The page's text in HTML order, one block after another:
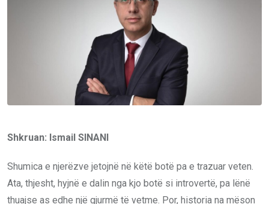
Shkruan: Ismail SINANI
Shumica e njerëzve jetojnë në këtë botë pa e trazuar veten.
Ata, thjesht, hyjnë e dalin nga kjo botë si introvertë, pa lënë
thuajse as edhe një gjurmë të vetme. Por, historia na mëson